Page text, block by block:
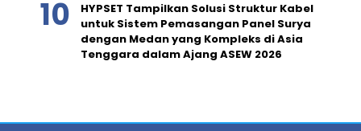
HYPSET Tampilkan Solusi Struktur Kabel
untuk Sistem Pemasangan Panel Surya
dengan Medan yang Kompleks di Asia
Tenggara dalam Ajang ASEW 2026